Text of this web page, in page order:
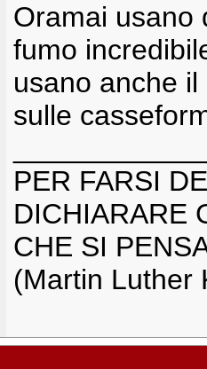
Oramai usano
fumo
usano anche
sulle
PER FARSI
DICHIARARE
CHE SI
(Martin Luther